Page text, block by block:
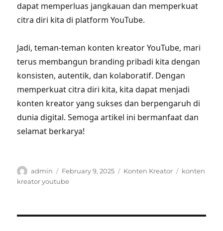
dapat memperluas jangkauan dan memperkuat
citra diri kita di platform YouTube.
Jadi, teman-teman konten kreator YouTube, mari
terus membangun branding pribadi kita dengan
konsisten, autentik, dan kolaboratif. Dengan
memperkuat citra diri kita, kita dapat menjadi
konten kreator yang sukses dan berpengaruh di
dunia digital. Semoga artikel ini bermanfaat dan
selamat berkarya!
Author
admin
Posted
on
February 9, 2025 Categories
Konten Kreator Tags
konten
kreator youtube